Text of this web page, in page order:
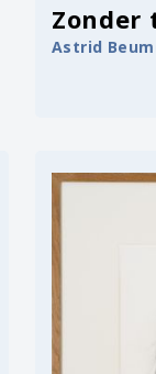
Zonder
Astrid